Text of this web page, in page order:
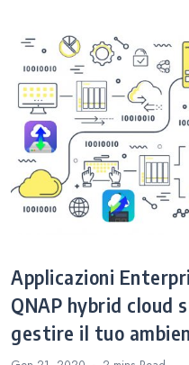
Applicazioni
QNAP hybrid cloud
gestire il tuo